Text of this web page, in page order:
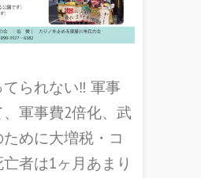
られない‼ 軍事
軍事費2倍化、武
めに大増税・コ
者は1ヶ月あまり